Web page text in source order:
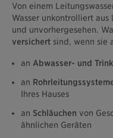
Von einem
Wasser unkontrolliert
und unvorhergesehen.
versichert sind, wenn sie
an Abwasser- und
an
Ihres Hauses
an Schläuchen von
ähnlichen Geräten